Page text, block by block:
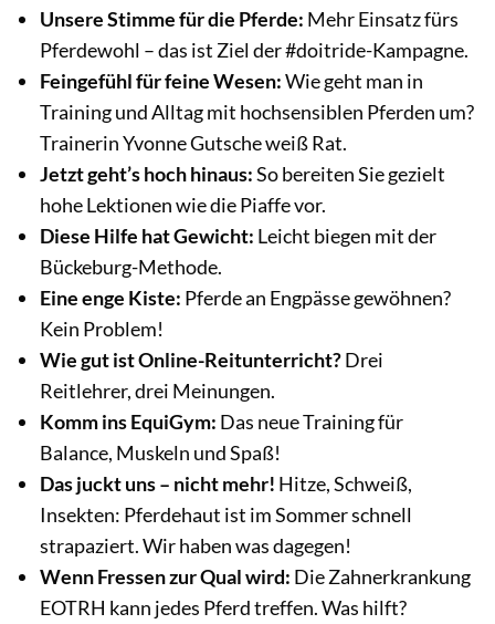
Unsere Stimme für die Pferde: Mehr Einsatz fürs
Pferdewohl – das ist Ziel der #doitride-Kampagne.
Feingefühl für feine Wesen:Wie geht man in
Training und Alltag mit hochsensiblen Pferden um?
Trainerin Yvonne Gutsche weiß Rat.
Jetzt geht’s hoch hinaus:So bereiten Sie gezielt
hohe Lektionen wie die Piaffe vor.
Diese Hilfe hat Gewicht: Leicht biegen mit der
Bückeburg-Methode.
Eine enge Kiste: Pferde an Engpässe gewöhnen?
Kein Problem!
Wie gut ist Online-Reitunterricht?Drei
Reitlehrer, drei Meinungen.
Komm ins EquiGym: Das neue Training für
Balance, Muskeln und Spaß!
Das juckt uns – nicht mehr! Hitze, Schweiß,
Insekten: Pferdehaut ist im Sommer schnell
strapaziert. Wir haben was dagegen!
Wenn Fressen zur Qual wird: Die Zahnerkrankung
EOTRH kann jedes Pferd treffen. Was hilft?